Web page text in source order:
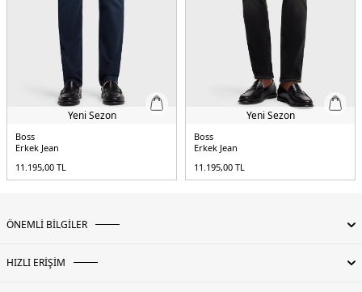
Yeni Sezon
Boss
Erkek Jean
11.195,00 TL
Yeni Sezon
Boss
Erkek Jean
11.195,00 TL
ÖNEMLİ BİLGİLER
HIZLI ERİŞİM